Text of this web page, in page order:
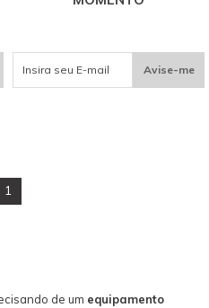
Avise-me
1
de um equipamento